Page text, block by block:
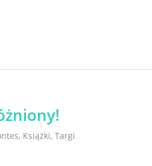
, Książki, Targi